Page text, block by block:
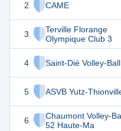
2 CAME
3
Terville Florange
Olympique Club 3
4 Saint-Dié Volley-
5 ASVB Yutz-
6
Chaumont Volley-
52 Haute-Ma
35
31 18
30
20 18